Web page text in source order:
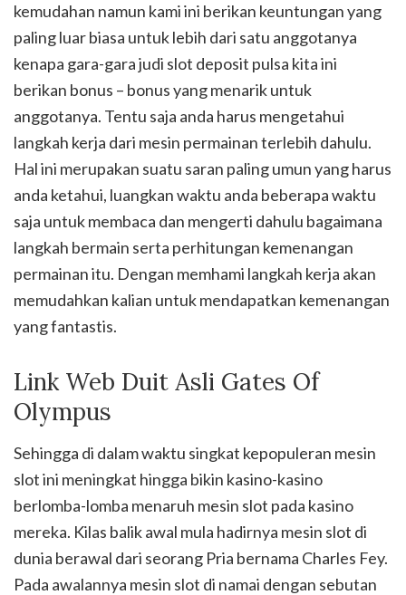
kemudahan namun kami ini berikan keuntungan yang
paling luar biasa untuk lebih dari satu anggotanya
kenapa gara-gara judi slot deposit pulsa kita ini
berikan bonus – bonus yang menarik untuk
anggotanya. Tentu saja anda harus mengetahui
langkah kerja dari mesin permainan terlebih dahulu.
Hal ini merupakan suatu saran paling umun yang harus
anda ketahui, luangkan waktu anda beberapa waktu
saja untuk membaca dan mengerti dahulu bagaimana
langkah bermain serta perhitungan kemenangan
permainan itu. Dengan memhami langkah kerja akan
memudahkan kalian untuk mendapatkan kemenangan
yang fantastis.
Link Web Duit Asli Gates Of
Olympus
Sehingga di dalam waktu singkat kepopuleran mesin
slot ini meningkat hingga bikin kasino-kasino
berlomba-lomba menaruh mesin slot pada kasino
mereka. Kilas balik awal mula hadirnya mesin slot di
dunia berawal dari seorang Pria bernama Charles Fey.
Pada awalannya mesin slot di namai dengan sebutan